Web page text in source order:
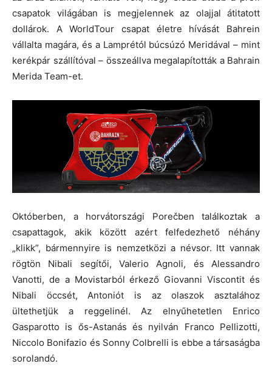
csapatok világában is megjelennek az olajjal átitatott
dollárok. A WorldTour csapat életre hívását Bahrein
vállalta magára, és a Lamprétól búcsúzó Meridával – mint
kerékpár szállítóval – összeállva megalapították a Bahrain
Merida Team-et.
Októberben, a horvátországi Porečben találkoztak a
csapattagok, akik között azért felfedezhető néhány
„klikk”, bármennyire is nemzetközi a névsor. Itt vannak
rögtön Nibali segítői, Valerio Agnoli, és Alessandro
Vanotti, de a Movistarból érkező Giovanni Viscontit és
Nibali öccsét, Antoniót is az olaszok asztalához
ültethetjük a reggelinél. Az elnyűhetetlen Enrico
Gasparotto is ős-Astanás és nyilván Franco Pellizotti,
Niccolo Bonifazio és Sonny Colbrelli is ebbe a társaságba
sorolandó.